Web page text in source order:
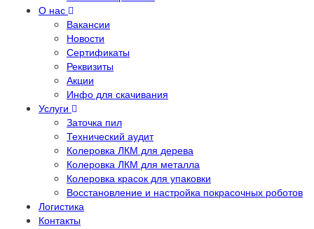
О нас
Вакансии
Новости
Сертификаты
Реквизиты
Акции
Инфо для скачивания
Услуги
Заточка пил
Технический аудит
Колеровка ЛКМ для дерева
Колеровка ЛКМ для металла
Колеровка красок для упаковки
Восстановление и настройка покрасочных роботов
Логистика
Контакты